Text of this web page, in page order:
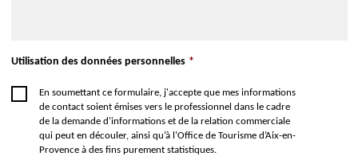
Utilisation des données personnelles *
En soumettant ce formulaire, j'accepte que mes informations
de contact soient émises vers le professionnel dans le cadre
de la demande d'informations et de la relation commerciale
qui peut en découler, ainsi qu’à l’Office de Tourisme d’Aix-en-
Provence à des fins purement statistiques.